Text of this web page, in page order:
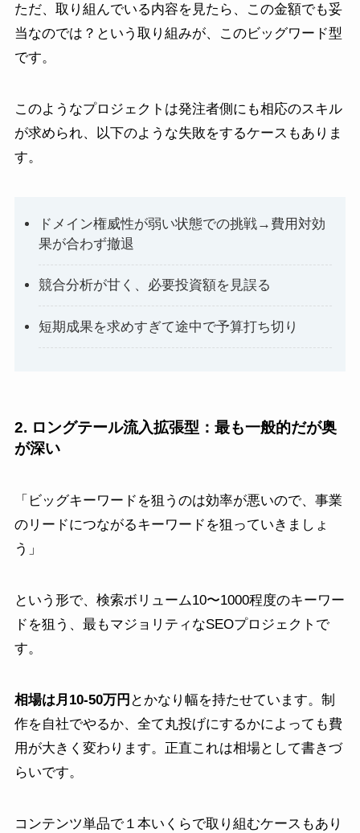
ただ、取り組んでいる内容を見たら、この金額でも妥
当なのでは？という取り組みが、このビッグワード型
です。
このようなプロジェクトは発注者側にも相応のスキル
が求められ、以下のような失敗をするケースもありま
す。
ドメイン権威性が弱い状態での挑戦→費用対効
果が合わず撤退
競合分析が甘く、必要投資額を見誤る
短期成果を求めすぎて途中で予算打ち切り
2. ロングテール流入拡張型：最も一般的だが奥
が深い
「ビッグキーワードを狙うのは効率が悪いので、事業
のリードにつながるキーワードを狙っていきましょ
う」
という形で、検索ボリューム10〜1000程度のキーワー
ドを狙う、最もマジョリティなSEOプロジェクトで
す。
相場は月10-50万円 とかなり幅を持たせています。制
作を自社でやるか、全て丸投げにするかによっても費
用が大きく変わります。正直これは相場として書きづ
らいです。
コンテンツ単品で１本いくらで取り組むケースもあり